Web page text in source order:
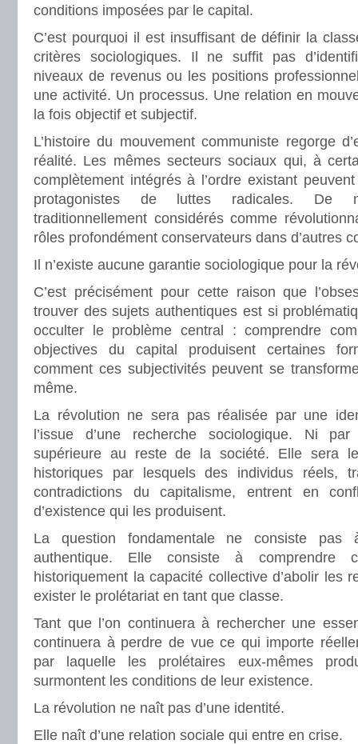
conditions imposées par le capital.
C’est pourquoi il est insuffisant de définir la
critères sociologiques. Il ne suffit pas
niveaux de revenus ou les positions
une activité. Un processus. Une relation en
la fois objectif et subjectif.
L’histoire du mouvement communiste regorge
réalité. Les mêmes secteurs sociaux qui, à
complètement intégrés à l’ordre existant
protagonistes de luttes radicales. De
traditionnellement considérés comme
rôles profondément conservateurs dans d’autres
Il n’existe aucune garantie sociologique pour la
C’est précisément pour cette raison que
trouver des sujets authentiques est si
occulter le problème central : comprendre
objectives du capital produisent certaines
comment ces subjectivités peuvent se
même.
La révolution ne sera pas réalisée par une
l’issue d’une recherche sociologique. Ni
supérieure au reste de la société. Elle sera
historiques par lesquels des individus réels,
contradictions du capitalisme, entrent en
d’existence qui les produisent.
La question fondamentale ne consiste pas
authentique. Elle consiste à comprendre
historiquement la capacité collective d’abolir les
exister le prolétariat en tant que classe.
Tant que l’on continuera à rechercher une
continuera à perdre de vue ce qui importe
par laquelle les prolétaires eux-mêmes
surmontent les conditions de leur existence.
La révolution ne naît pas d’une identité.
Elle naît d’une relation sociale qui entre en crise.